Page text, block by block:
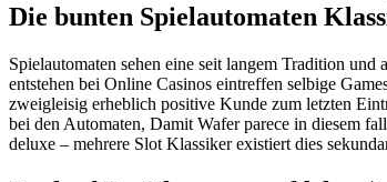
Die bunten Spielautomaten
Spielautomaten sehen eine seit langem Tradition
entstehen bei Online Casinos eintreffen selbige
zweigleisig erheblich positive Kunde zum letzten
bei den Automaten, Damit Wafer parece in diesem
deluxe – mehrere Slot Klassiker existiert dies